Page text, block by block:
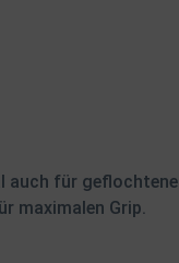
auch für geflochtene
maximalen Grip.